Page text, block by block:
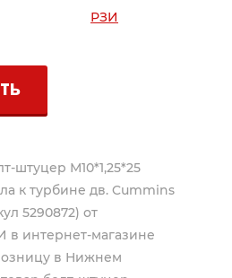
РЗИ
штуцер М10*1,25*25
к турбине дв. Cummins
5290872) от
в интернет-магазине
в Нижнем